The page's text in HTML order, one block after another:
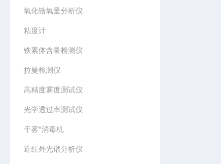
氧化锆氧量分析仪
粘度计
铁素体含量检测仪
拉曼检测仪
高精度雾度测试仪
光学透过率测试仪
干雾*消毒机
近红外光谱分析仪